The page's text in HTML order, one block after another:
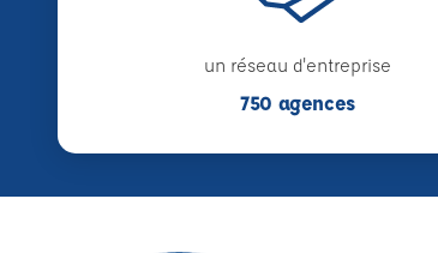
un réseau d'entreprise
750 agences